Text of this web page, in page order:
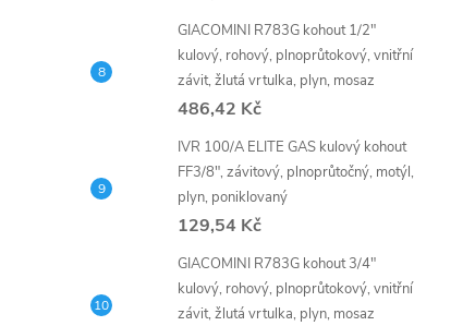
GIACOMINI R783G kohout 1/2"
kulový, rohový, plnoprůtokový, vnitřní
závit, žlutá vrtulka, plyn, mosaz
486,42 Kč
IVR 100/A ELITE GAS kulový kohout
FF3/8", závitový, plnoprůtočný, motýl,
plyn, poniklovaný
129,54 Kč
GIACOMINI R783G kohout 3/4"
kulový, rohový, plnoprůtokový, vnitřní
závit, žlutá vrtulka, plyn, mosaz